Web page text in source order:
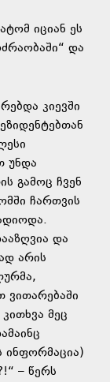
იციან ეს
და
კიევში
უნდა
გამოც ჩვენ
ჩართვის
და
არის
მეც
ინფორმაცია)
– წერს